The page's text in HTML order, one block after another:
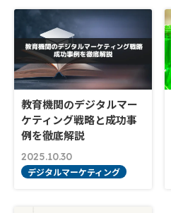
教育機関のデジタルマー
ケティング戦略と成功事
例を徹底解説
2025.10.30
デジタルマーケティング